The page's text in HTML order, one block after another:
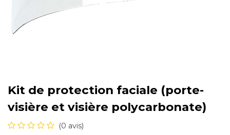
Kit de protection faciale (porte-
visière et visière polycarbonate)
(0 avis)